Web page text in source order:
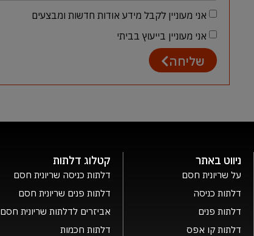
אני מעוניין לקבל מידע אודות חדשות ומבצעים
אני מעוניין בייעוץ בביתי
שליחה
ניווט באתר
על שריונית חסם
דלתות כניסה
דלתות פנים
דלתות קו אפס
קטלוג דלתות
דלתות כניסה שריונית חסם
דלתות פנים שריונית חסם
אביזרים לדלתות שריונית חסם
דלתות חכמות